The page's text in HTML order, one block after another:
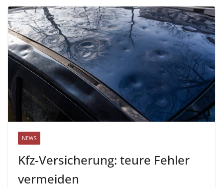
NEWS
Kfz-Versicherung: teure Fehler
vermeiden